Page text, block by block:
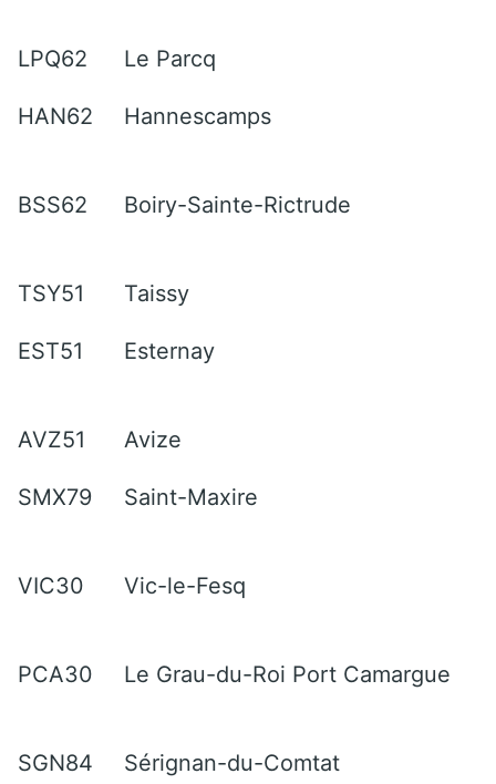
LPQ62 Le Parcq
HAN62 Hannescamps
BSS62 Boiry-Sainte-Rictrude
TSY51 Taissy
EST51 Esternay
AVZ51 Avize
SMX79 Saint-Maxire
VIC30 Vic-le-Fesq
PCA30 Le Grau-du-Roi Port Camargue
SGN84 Sérignan-du-Comtat